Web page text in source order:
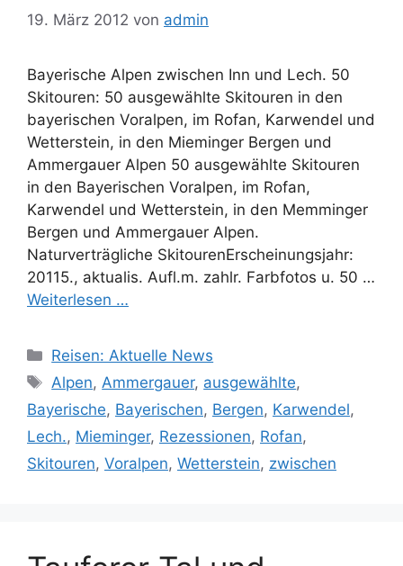
19. März 2012 von admin
Bayerische Alpen zwischen Inn und Lech. 50
Skitouren: 50 ausgewählte Skitouren in den
bayerischen Voralpen, im Rofan, Karwendel und
Wetterstein, in den Mieminger Bergen und
Ammergauer Alpen 50 ausgewählte Skitouren
in den Bayerischen Voralpen, im Rofan,
Karwendel und Wetterstein, in den Memminger
Bergen und Ammergauer Alpen.
Naturverträgliche SkitourenErscheinungsjahr:
20115., aktualis. Aufl.m. zahlr. Farbfotos u. 50 …
Weiterlesen …
Kategorien
Reisen: Aktuelle News
Schlagwörter
Alpen,Ammergauer, ausgewählte,
Bayerische, Bayerischen, Bergen, Karwendel,
Lech., Mieminger, Rezessionen, Rofan,
Skitouren, Voralpen, Wetterstein, zwischen